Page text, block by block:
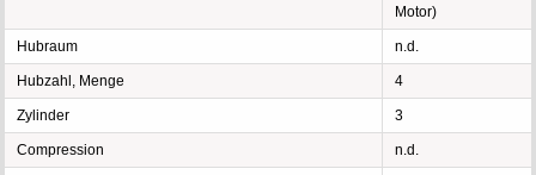
Motor)
Hubraum n.d.
Hubzahl, Menge 4
Zylinder 3
Compression n.d.